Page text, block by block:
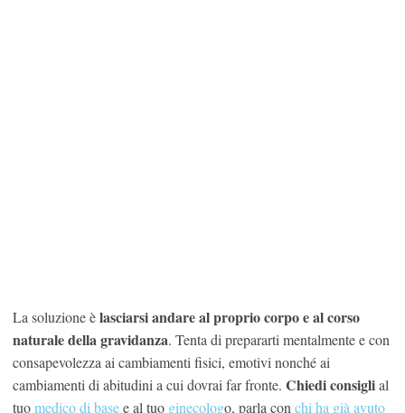
La soluzione èlasciarsi andare al proprio corpo e al corso
naturale della gravidanza. Tenta di prepararti mentalmente e con
consapevolezza ai cambiamenti fisici, emotivi nonché ai
cambiamenti di abitudini a cui dovrai far fronte. Chiedi consiglial
tuomedico di basee al tuo ginecologo, parla con chi ha già avuto